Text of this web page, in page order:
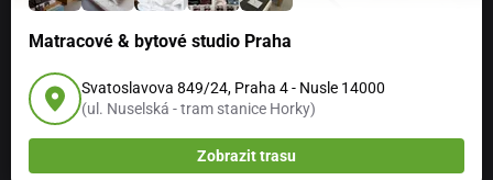
Matracové & bytové studio Praha
Svatoslavova 849/24, Praha 4 - Nusle 14000
(ul. Nuselská - tram stanice Horky)
Zobrazit trasu